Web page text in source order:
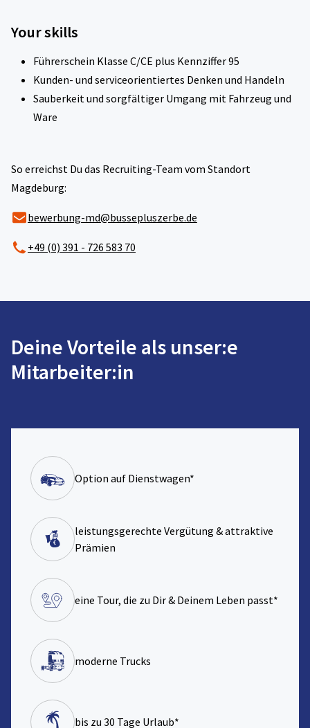
Your skills
Führerschein Klasse C/CE plus Kennziffer 95
Kunden- und serviceorientiertes Denken und Handeln
Sauberkeit und sorgfältiger Umgang mit Fahrzeug und
Ware
So erreichst Du das Recruiting-Team vom Standort
Magdeburg:
bewerbung-md@bussepluszerbe.de
+49 (0) 391 - 726 583 70
Deine Vorteile als unser:e
Mitarbeiter:in
Option auf Dienstwagen*
leistungsgerechte Vergütung & attraktive
Prämien
eine Tour, die zu Dir & Deinem Leben passt*
moderne Trucks
bis zu 30 Tage Urlaub*